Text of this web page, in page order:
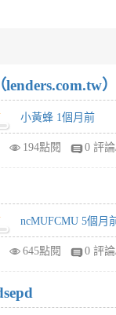
lenders.com.tw
小黃蜂 1個月前
194點閱 0 評
ncMUFCMU 5個月
645點閱 0 評